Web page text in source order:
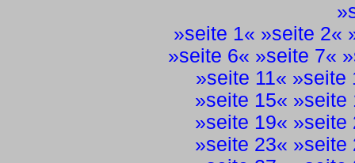
»
»seite 1« »seite 2«
»seite 6« »seite 7« »
»seite 11« »seite
»seite 15« »seite
»seite 19« »seite
»seite 23« »seite